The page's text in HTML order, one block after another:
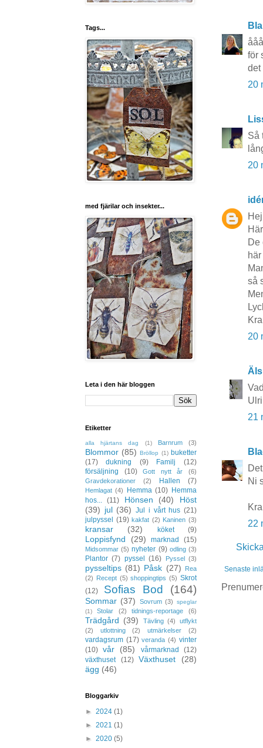
för
det
20
Så
20
De
så
20
21
Ni
22
Senaste
Tags...
med fjärilar och insekter...
Leta i den här bloggen
Etiketter
alla hjärtans dag (1) Barnrum (3)
Blommor (85) Bröllop (1) buketter
(17)
dukning (9) Familj
(12)
försäljning
(10) Gott nytt år
(6)
Gravdekorationer
(2) Hallen (7)
Hemlagat (4) Hemma (10) Hemma
hos...
(11) Hönsen (40)
Höst
(39) jul (36) Jul i vårt hus (21)
julpyssel
(19) kakfat (2) Kaninen (3)
kransar (32) köket (9)
Loppisfynd (29) marknad (15)
Midsommar (5) nyheter (9) odling (3)
Plantor (7) pyssel (16) Pyssel (3)
pysseltips (81) Påsk (27)
Rea
(2) Recept (5) shoppingtips (5) Skrot
(12)
Sofias Bod (164)
Sommar (37) Sovrum (3)
speglar
(1)
Stolar (2) tidnings-reportage (6)
Trädgård (39) Tävling (4)
utflykt
(2)
utlottning (2) utmärkelser (2)
vardagsrum (17) veranda (4) vinter
(10) vår (85) vårmarknad
(12)
växthuset
(12) Växthuset
(28)
ägg (46)
Bloggarkiv
► 2024 (1)
► 2021 (1)
► 2020 (5)